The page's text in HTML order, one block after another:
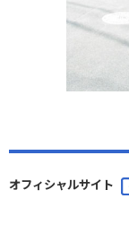
オフィシャルサイト